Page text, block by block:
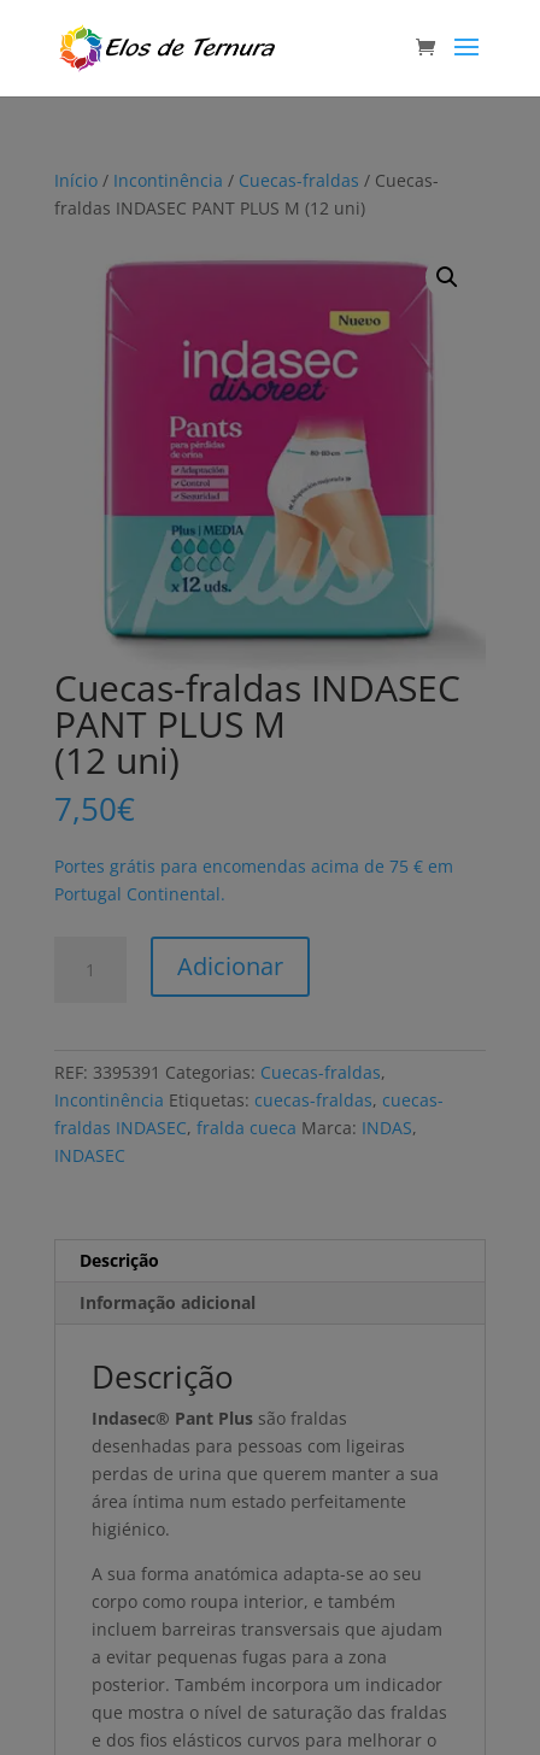
Início/ Incontinência / Cuecas-fraldas / Cuecas-
fraldas INDASEC PANT PLUS M (12 uni)
Cuecas-fraldas INDASEC
PANT PLUS M
(12 uni)
7,50€
Portes grátis para encomendas acima de 75 € em
Portugal Continental.
PLUS
Adicionar
REF: 3395391 Categorias: Cuecas-fraldas,
Incontinência Etiquetas: cuecas-fraldas, cuecas-
fraldas INDASEC, fralda cueca Marca: INDAS,
INDASEC
Descrição
Informação adicional
Descrição
Indasec® Pant Plus são fraldas
desenhadas para pessoas com ligeiras
perdas de urina que querem manter a sua
área íntima num estado perfeitamente
higiénico.
A sua forma anatómica adapta-se ao seu
corpo como roupa interior, e também
incluem barreiras transversais que ajudam
a evitar pequenas fugas para a zona
posterior. Também incorpora um indicador
que mostra o nível de saturação das fraldas
e dos fios elásticos curvos para melhorar o